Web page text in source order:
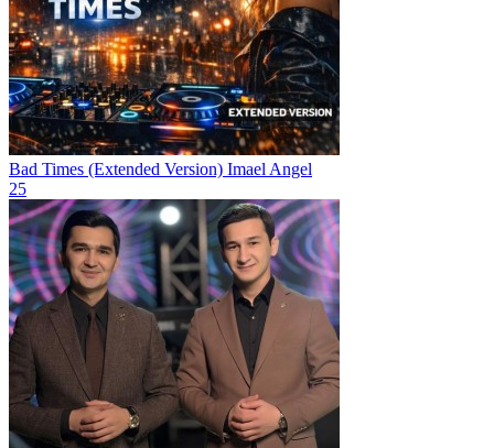
Bad Times (Extended Version) Imael Angel
25